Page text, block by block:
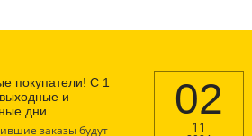
покупатели! С 1
и
дни.
заказы будут
02
11